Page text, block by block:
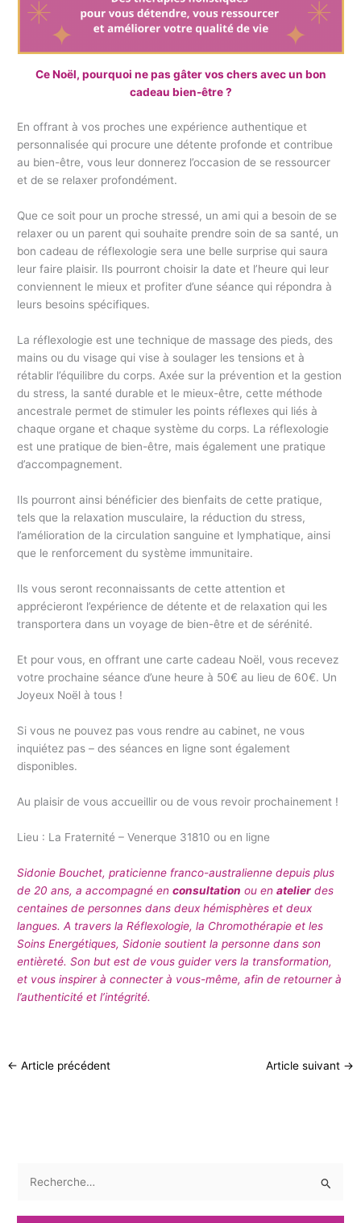
Ce Noël, pourquoi ne pas gâter vos chers avec un bon
cadeau bien-être ?
En offrant à vos proches une expérience authentique et
personnalisée qui procure une détente profonde et contribue
au bien-être, vous leur donnerez l’occasion de se ressourcer
et de se relaxer profondément.
Que ce soit pour un proche stressé, un ami qui a besoin de se
relaxer ou un parent qui souhaite prendre soin de sa santé, un
bon cadeau de réflexologie sera une belle surprise qui saura
leur faire plaisir. Ils pourront choisir la date et l’heure qui leur
conviennent le mieux et profiter d’une séance qui répondra à
leurs besoins spécifiques.
La réflexologie est une technique de massage des pieds, des
mains ou du visage qui vise à soulager les tensions et à
rétablir l’équilibre du corps. Axée sur la prévention et la gestion
du stress, la santé durable et le mieux-être, cette méthode
ancestrale permet de stimuler les points réflexes qui liés à
chaque organe et chaque système du corps. La réflexologie
est une pratique de bien-être, mais également une pratique
d’accompagnement.
Ils pourront ainsi bénéficier des bienfaits de cette pratique,
tels que la relaxation musculaire, la réduction du stress,
l’amélioration de la circulation sanguine et lymphatique, ainsi
que le renforcement du système immunitaire.
Ils vous seront reconnaissants de cette attention et
apprécieront l’expérience de détente et de relaxation qui les
transportera dans un voyage de bien-être et de sérénité.
Et pour vous, en offrant une carte cadeau Noël, vous recevez
votre prochaine séance d’une heure à 50€ au lieu de 60€. Un
Joyeux Noël à tous !
Si vous ne pouvez pas vous rendre au cabinet, ne vous
inquiétez pas – des séances en ligne sont également
disponibles.
Au plaisir de vous accueillir ou de vous revoir prochainement !
Lieu : La Fraternité – Venerque 31810 ou en ligne
Sidonie Bouchet, praticienne franco-australienne depuis plus
de 20 ans, a accompagné enconsultation ou enatelier des
centaines de personnes dans deux hémisphères et deux
langues. A travers la Réflexologie, la Chromothérapie et les
Soins Energétiques, Sidonie soutient la personne dans son
entièreté. Son but est de vous guider vers la transformation,
et vous inspirer à connecter à vous-même, afin de retourner à
l’authenticité et l’intégrité.
← Article précédent Article suivant →
c